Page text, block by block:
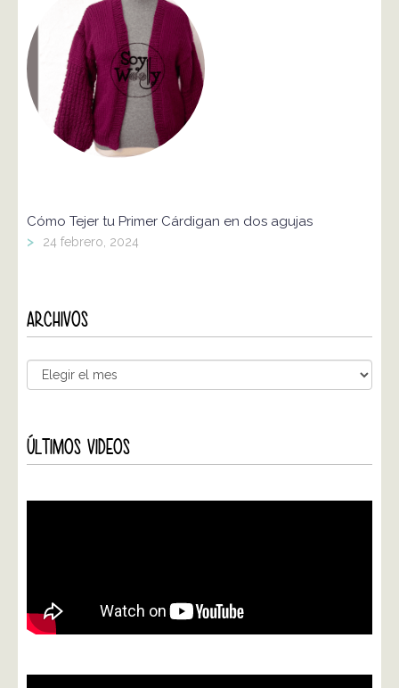
Cómo Tejer tu Primer Cárdigan en dos agujas
> 24 febrero, 2024
ARCHIVOS
ÚLTIMOS VIDEOS